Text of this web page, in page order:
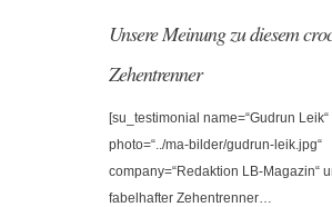
Unsere Meinung zu diesem
Zehentrenner
[su_testimonial name=“Gudrun Leik“
photo=“../ma-bilder/gudrun-leik.jpg“
company=“Redaktion LB-Magazin“
fabelhafter Zehentrenner…